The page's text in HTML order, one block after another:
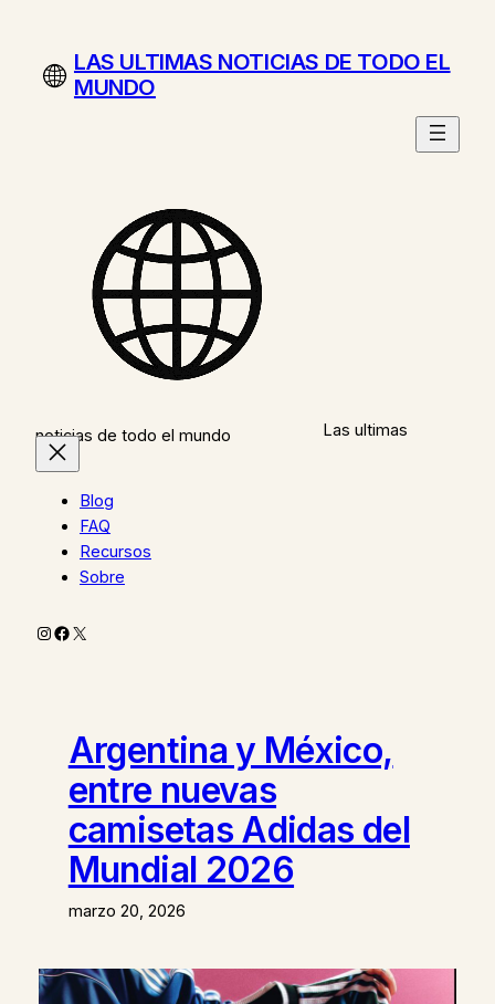
contenidoLAS ULTIMAS NOTICIAS DE TODO EL
MUNDO
Las ultimas
noticias de todo el mundo
Blog
FAQ
Recursos
Sobre
Instagram
Facebook
X
Argentina y México,
entre nuevas
camisetas Adidas del
Mundial 2026
marzo 20, 2026